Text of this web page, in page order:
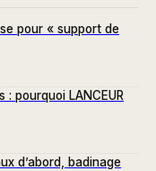
pour « support de
: pourquoi LANCEUR
d’abord, badinage